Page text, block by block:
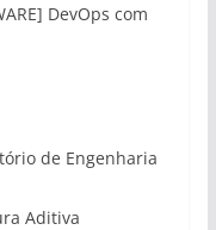
DevOps com
de Engenharia
Aditiva